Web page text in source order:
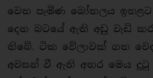
වෙත පැමිණ බෝතලය ඉහළට
දෙන බටයේ ඇති අඩු වැඩි
තිබේ. ටික වේලාවක් ගත
අවසන් වී ඇති අතර මෙය දුටු